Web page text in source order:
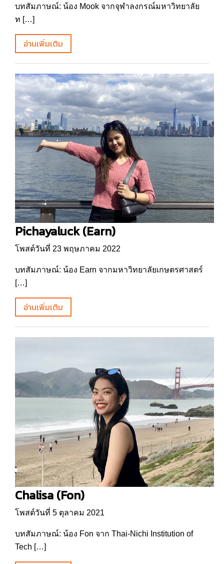
บทสัมภาษณ์: น้อง Mook จากจุฬาลงกรณ์มหาวิทยาลัย
ท […]
อ่านเพิ่มเติม
Pichayaluck (Earn)
โพสต์วันที่ 23 พฤษภาคม 2022
บทสัมภาษณ์: น้อง Earn จากมหาวิทยาลัยเกษตรศาสตร์
[…]
อ่านเพิ่มเติม
Chalisa (Fon)
โพสต์วันที่ 5 ตุลาคม 2021
บทสัมภาษณ์: น้อง Fon จาก Thai-Nichi Institution of
Tech […]